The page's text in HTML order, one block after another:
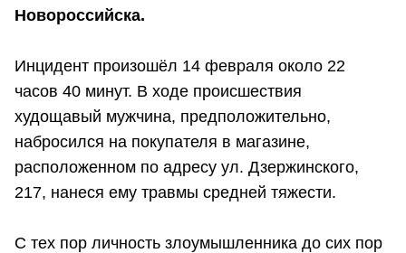
Новороссийска.
Инцидент произошёл 14 февраля около 22
часов 40 минут. В ходе происшествия
худощавый мужчина, предположительно,
набросился на покупателя в магазине,
расположенном по адресу ул. Дзержинского,
217, нанеся ему травмы средней тяжести.
С тех пор личность злоумышленника до сих пор